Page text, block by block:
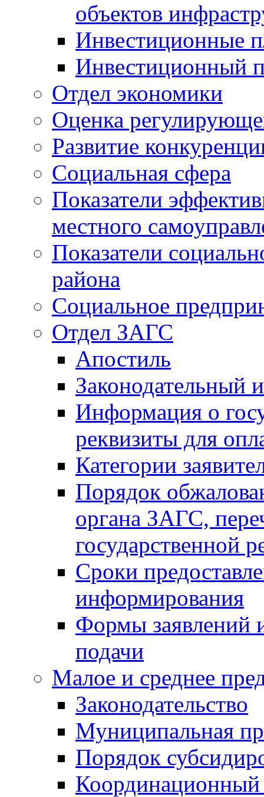
объектов
Инвестиционные
Инвестиционный
Отдел экономики
Оценка
Развитие
Социальная сфера
Показатели
местного
Показатели
района
Социальное
Отдел ЗАГС
Апостиль
Законодательный
Информация о
реквизиты для
Категории
Порядок
органа ЗАГС,
государственной
Сроки
информирования
Формы заявлений
подачи
Малое и среднее
Законодательство
Муниципальная
Порядок
Координационный